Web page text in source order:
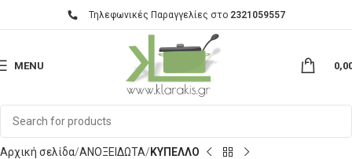
Τηλεφωνικές Παραγγελίες στο 2321059557
MENU
Αρχική σελίδα ΑΝΟΞΕΙΔΩΤΑ ΚΥΠΕΛΛΟ